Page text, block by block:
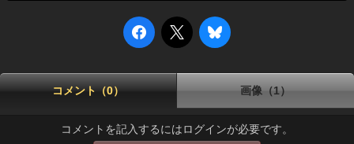
コメント（0） 画像（1）
コメントを記入するにはログインが必要です。